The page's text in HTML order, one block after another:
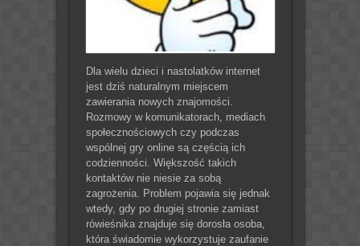
Dla wielu dzieci i nastolatków internet
jest dziś naturalnym miejscem
zawierania nowych znajomości.
Rozmowy w komunikatorach, mediach
społecznościowych czy podczas
wspólnej gry online są częścią ich
codzienności. Większość takich
kontaktów nie niesie za sobą
zagrożenia. Problem pojawia się jednak
wtedy, gdy po drugiej stronie zamiast
rówieśnika znajduje się dorosła osoba,
która świadomie wykorzystuje zaufanie